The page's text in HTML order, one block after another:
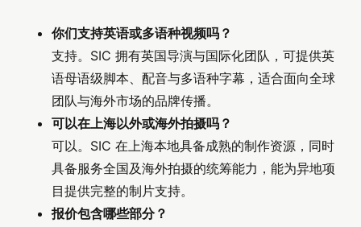
你们支持英语或多语种视频吗？
支持。SIC 拥有英国导演与国际化团队，可提供英
语母语级脚本、配音与多语种字幕，适合面向全球
团队与海外市场的品牌传播。
可以在上海以外或海外拍摄吗？
可以。SIC 在上海本地具备成熟的制作资源，同时
具备服务全国及海外拍摄的统筹能力，能为异地项
目提供完整的制片支持。
报价包含哪些部分？